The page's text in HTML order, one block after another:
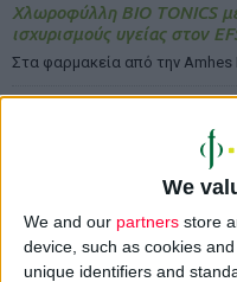
We
We and our partners store
device, such as cookies
unique identifiers and
Χλωροφύλλη ΒΙΟ ΤΟΝΙCS
ισχυρισμούς υγείας στον
Στα φαρμακεία από την Amhes